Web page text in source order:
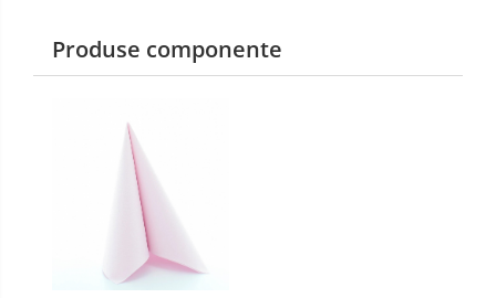
TEMATICA FLORALA
DECOR OKTOBER FEST
DECOR BABY SHOWER
Produse componente